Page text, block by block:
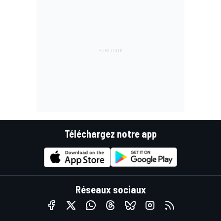
Téléchargez notre app
Réseaux sociaux